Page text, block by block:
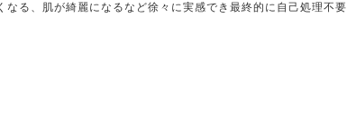
る、肌が綺麗になるなど徐々に実感でき最終的に自己処理不要